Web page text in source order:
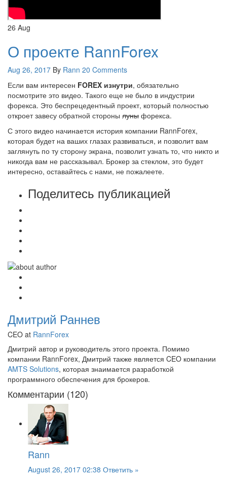
26 Aug
О проекте RannForex
Aug 26, 2017 By Rann 20 Comments
Если вам интересен FOREX изнутри, обязательно
посмотрите это видео. Такого еще не было в индустрии
форекса. Это беспрецедентный проект, который полностью
откроет завесу обратной стороны луны форекса.
С этого видео начинается история компании RannForex,
которая будет на ваших глазах развиваться, и позволит вам
заглянуть по ту сторону экрана, позволит узнать то, что никто и
никогда вам не рассказывал. Брокер за стеклом, это будет
интересно, оставайтесь с нами, не пожалеете.
Поделитесь публикацией
Дмитрий Раннев
CEO at RannForex
Дмитрий автор и руководитель этого проекта. Помимо
компании RannForex, Дмитрий также является CEO компании
AMTS Solutions, которая знаимается разработкой
программного обеспечения для брокеров.
Комментарии (120)
Rann
August 26, 2017 02:38 Ответить »